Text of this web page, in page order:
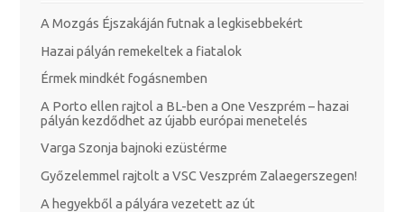
A Mozgás Éjszakáján futnak a legkisebbekért
Hazai pályán remekeltek a fiatalok
Érmek mindkét fogásnemben
A Porto ellen rajtol a BL-ben a One Veszprém – hazai
pályán kezdődhet az újabb európai menetelés
Varga Szonja bajnoki ezüstérme
Győzelemmel rajtolt a VSC Veszprém Zalaegerszegen!
A hegyekből a pályára vezetett az út